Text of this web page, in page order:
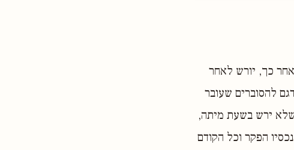
כך, יורש לאחר
להסוברים שעובר
שלא ירש בשעת מיתה,
הפקר וכל הקודם